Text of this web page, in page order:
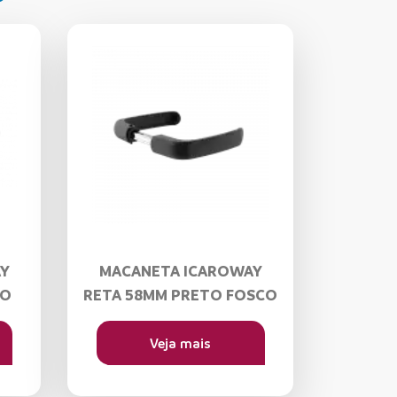
MACANETA ICAROWAY
RETA 58MM PRETO FOSCO
Veja mais